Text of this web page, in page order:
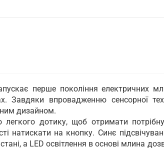
перше покоління електричних
Завдяки впровадженню сенсорної
дизайном.
легкого дотику, щоб отримати
натискати на кнопку. Синє
а LED освітлення в основі млина